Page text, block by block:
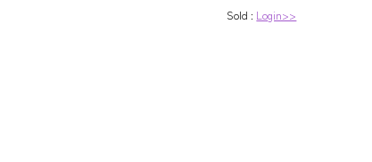
Sold : Login>>